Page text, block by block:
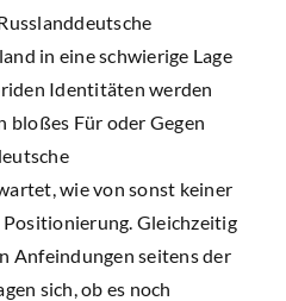
in eine schwierige Lage
Identitäten werden
bloßes Für oder Gegen
wie von sonst keiner
Gleichzeitig
Anfeindungen seitens der
sich, ob es noch